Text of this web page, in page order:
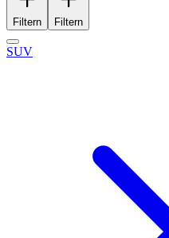
Filtern Filtern
SUV